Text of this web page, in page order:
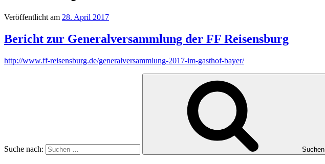
Veröffentlicht am 28. April 2017
Bericht zur Generalversammlung der FF Reisensburg
http://www.ff-reisensburg.de/generalversammlung-2017-im-gasthof-bayer/
Suche nach: Suchen